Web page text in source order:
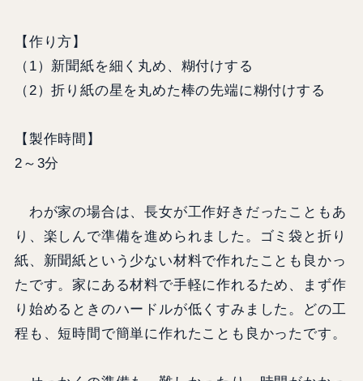
【作り方】
（1）新聞紙を細く丸め、糊付けする
（2）折り紙の星を丸めた棒の先端に糊付けする
【製作時間】
2～3分
わが家の場合は、長女が工作好きだったこともあ
り、楽しんで準備を進められました。ゴミ袋と折り
紙、新聞紙という少ない材料で作れたことも良かっ
たです。家にある材料で手軽に作れるため、まず作
り始めるときのハードルが低くすみました。どの工
程も、短時間で簡単に作れたことも良かったです。